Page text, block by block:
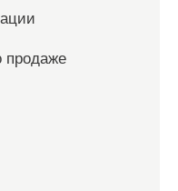
продаже